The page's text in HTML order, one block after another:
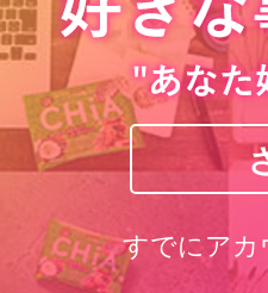
すでにアカ